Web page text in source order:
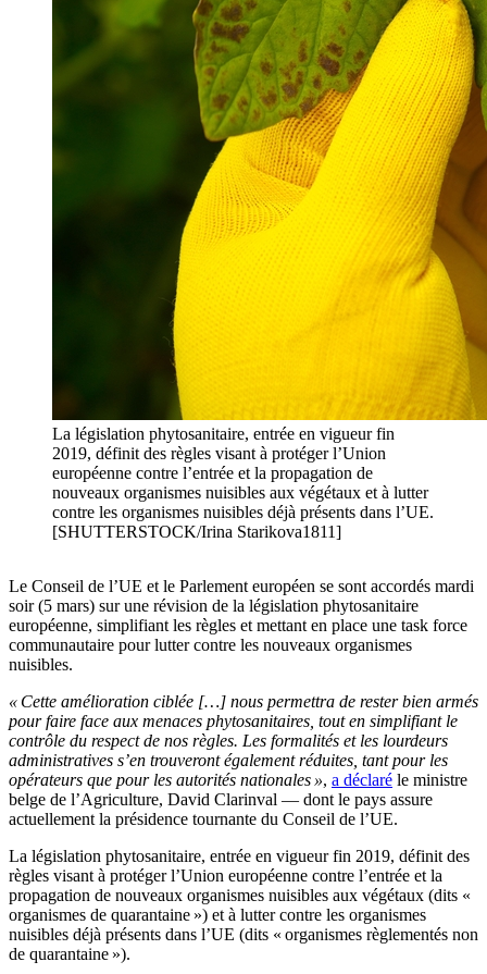
La législation phytosanitaire, entrée en vigueur fin
2019, définit des règles visant à protéger l’Union
européenne contre l’entrée et la propagation de
nouveaux organismes nuisibles aux végétaux et à lutter
contre les organismes nuisibles déjà présents dans l’UE.
[SHUTTERSTOCK/Irina Starikova1811]
Le Conseil de l’UE et le Parlement européen se sont accordés mardi
soir (5 mars) sur une révision de la législation phytosanitaire
européenne, simplifiant les règles et mettant en place une task force
communautaire pour lutter contre les nouveaux organismes
nuisibles.
« Cette amélioration ciblée […] nous permettra de rester bien armés
pour faire face aux menaces phytosanitaires, tout en simplifiant le
contrôle du respect de nos règles. Les formalités et les lourdeurs
administratives s’en trouveront également réduites, tant pour les
opérateurs que pour les autorités nationales », a déclaré le ministre
belge de l’Agriculture, David Clarinval — dont le pays assure
actuellement la présidence tournante du Conseil de l’UE.
La législation phytosanitaire, entrée en vigueur fin 2019, définit des
règles visant à protéger l’Union européenne contre l’entrée et la
propagation de nouveaux organismes nuisibles aux végétaux (dits «
organismes de quarantaine ») et à lutter contre les organismes
nuisibles déjà présents dans l’UE (dits « organismes règlementés non
de quarantaine »).